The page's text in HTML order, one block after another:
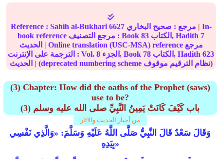
Reference : Sahih al-Bukhari 6627 مرجع : صحيح البخاري | In-
book reference مرجع التصنيف : Book83 الكتاب, Hadith 7
| Online translation (USC-MSA) reference مرجع
الترجمة على الإنترنت : Vol.8 الجزء, Book 78 الكتاب, Hadith623
| (deprecated numbering scheme نظام الترقيم موقوف)
(3) Chapter: How did the oaths of the Prophet (saws)
use to be?
(3) باب كَيْفَ كَانَتْ يَمِينُ النَّبِيِّ صلى الله عليه وسلم
من أخبار الحديث والآثار
وَقَالَ سَعْدٌ قَالَ النَّبِيُّ صَلَّى اللَّهُ عَلَيْهِ وَسَلَّمَ: «وَالَّذِي نَفْسِي
بِيَدِهِ»